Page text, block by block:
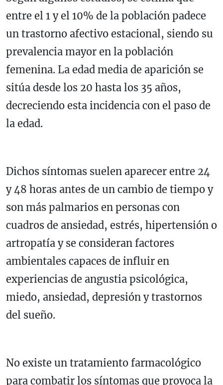
entre el 1 y el 10% de la población padece
un trastorno afectivo estacional, siendo su
prevalencia mayor en la población
femenina. La edad media de aparición se
sitúa desde los 20 hasta los 35 años,
decreciendo esta incidencia con el paso de
la edad.
Dichos síntomas suelen aparecer entre 24
y 48 horas antes de un cambio de tiempo y
son más palmarios en personas con
cuadros de ansiedad, estrés, hipertensión o
artropatía y se consideran factores
ambientales capaces de influir en
experiencias de angustia psicológica,
miedo, ansiedad, depresión y trastornos
del sueño.
No existe un tratamiento farmacológico
para combatir los síntomas que provoca la